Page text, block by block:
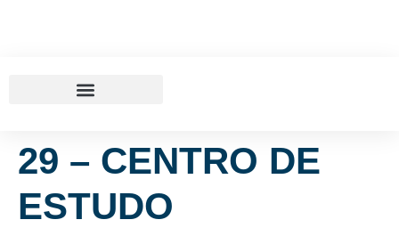
29 – CENTRO DE
ESTUDO